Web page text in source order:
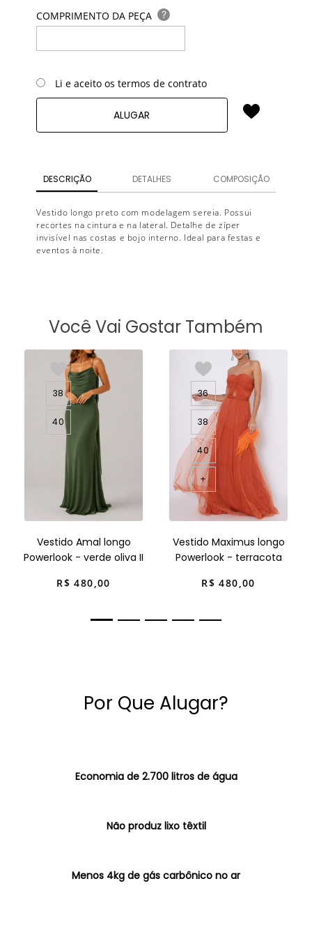
COMPRIMENTO DA PEÇA ?
Li e aceito os termos de contrato
ALUGAR
DESCRIÇÃO DETALHES COMPOSIÇÃO
Vestido longo preto com modelagem sereia. Possui
recortes na cintura e na lateral. Detalhe de zíper
invisível nas costas e bojo interno. Ideal para festas e
eventos à noite.
Você Vai Gostar Também
38
40
Vestido Amal longo
Powerlook - verde oliva II
R$ 480,00
36
38
40
+
Vestido Maximus longo
Powerlook - terracota
R$ 480,00
Por Que Alugar?
Economia de 2.700 litros de água
Não produz lixo têxtil
Menos 4kg de gás carbônico no ar